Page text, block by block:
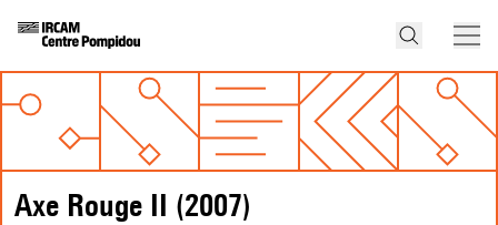
Axe Rouge II (2007)